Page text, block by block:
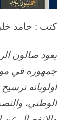
كتب : حامد
يعود صالون
جمهوره في
أولوياته
الوطني،